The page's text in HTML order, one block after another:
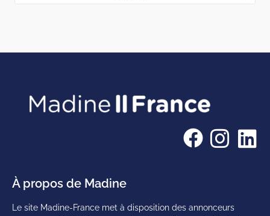
À propos de Madine
Le site Madine-France met à disposition des annonceurs